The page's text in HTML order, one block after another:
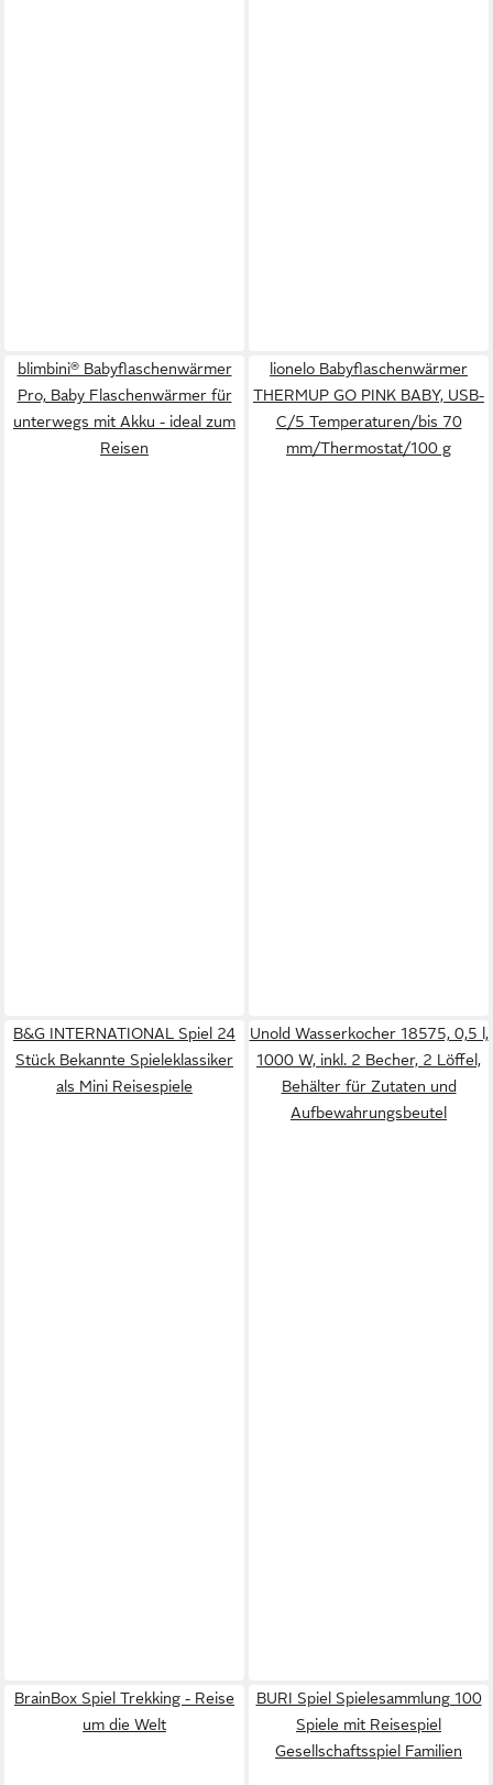
blimbini® Babyflaschenwärmer
Pro, Baby Flaschenwärmer für
unterwegs mit Akku - ideal zum
Reisen
lionelo Babyflaschenwärmer
THERMUP GO PINK BABY, USB-
C/5 Temperaturen/bis 70
mm/Thermostat/100 g
B&G INTERNATIONAL Spiel 24
Stück Bekannte Spieleklassiker
als Mini Reisespiele
Unold Wasserkocher 18575, 0,5 l,
1000 W, inkl. 2 Becher, 2 Löffel,
Behälter für Zutaten und
Aufbewahrungsbeutel
BrainBox Spiel Trekking - Reise
um die Welt
BURI Spiel Spielesammlung 100
Spiele mit Reisespiel
Gesellschaftsspiel Familien